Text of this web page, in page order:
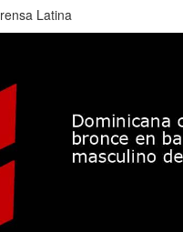
Latina